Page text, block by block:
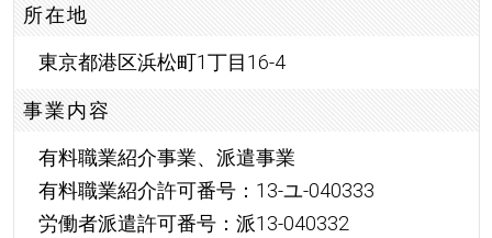
所在地
東京都港区浜松町1丁目16-4
事業内容
有料職業紹介事業、派遣事業
有料職業紹介許可番号：13-ユ-040333
労働者派遣許可番号：派13-040332